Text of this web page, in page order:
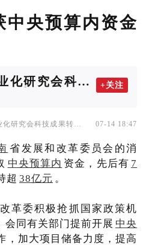
中央预算内资金
化研究会科技
委员会
+关注
研究会科技成果转化协
07-14 18:47
省发展和改革委员会的消
中央预算内 资金，先后有 7
超 38亿元 。
委积极抢抓国家政策机
会同有关部门提前开展 中央
，加大项目储备力度，提高